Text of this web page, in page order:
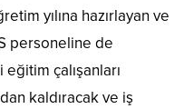
yılına hazırlayan ve
personeline de
çalışanları
kaldıracak ve iş